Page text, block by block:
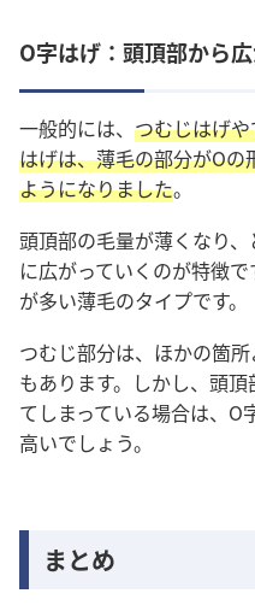
O字はげ：頭頂部から
一般的には、 つむじはげ
はげは、薄毛の部分がO
ようになりました。
頭頂部の毛量が薄くなり
に広がっていくのが特徴
が多い薄毛のタイプです。
つむじ部分は、ほかの箇
もあります。しかし、頭
てしまっている場合は、
高いでしょう。
まとめ